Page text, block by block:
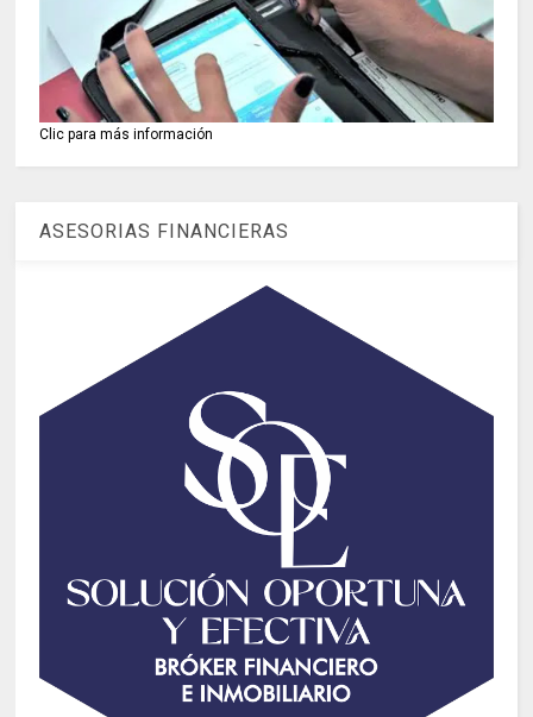
Clic para más información
ASESORIAS FINANCIERAS